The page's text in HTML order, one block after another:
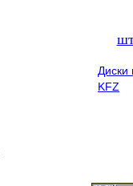
KFZ